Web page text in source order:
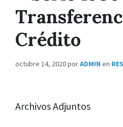
Crédito
octubre 14, 2020porADMIN en
Archivos Adjuntos